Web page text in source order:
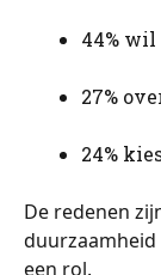
44% wil
27%
24%
De redenen
duurzaamheid
een rol.